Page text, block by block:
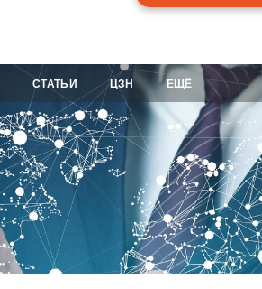
СТАТЬИ ЦЗН ЕЩЁ